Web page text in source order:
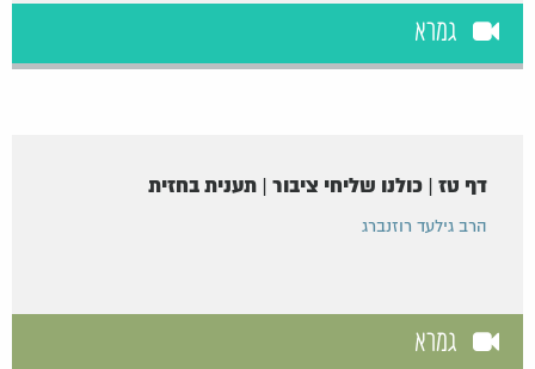
גמרא
דף טז | כולנו שליחי ציבור | תענית בחזית
הרב גילעד רוזנברג
גמרא